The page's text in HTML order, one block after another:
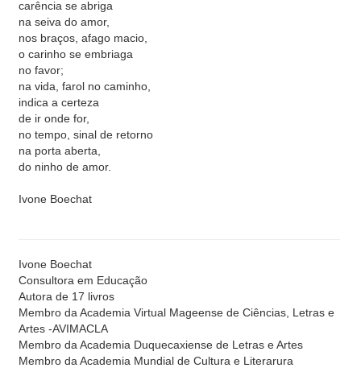
carência se abriga
na seiva do amor,
nos braços, afago macio,
o carinho se embriaga
no favor;
na vida, farol no caminho,
indica a certeza
de ir onde for,
no tempo, sinal de retorno
na porta aberta,
do ninho de amor.
Ivone Boechat
Ivone Boechat
Consultora em Educação
Autora de 17 livros
Membro da Academia Virtual Mageense de Ciências, Letras e
Artes -AVIMACLA
Membro da Academia Duquecaxiense de Letras e Artes
Membro da Academia Mundial de Cultura e Literarura